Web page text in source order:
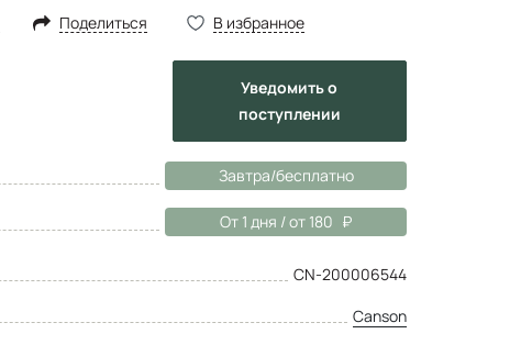
Поделиться В избранное
Уведомитьо
поступлении
Завтра/бесплатно
От 1 дня / от 180
CN-200006544
Canson